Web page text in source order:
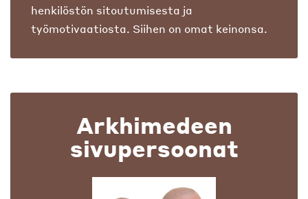
henkilöstön sitoutumisesta ja
työmotivaatiosta. Siihen on omat keinonsa.
Arkhimedeen
sivupersoonat